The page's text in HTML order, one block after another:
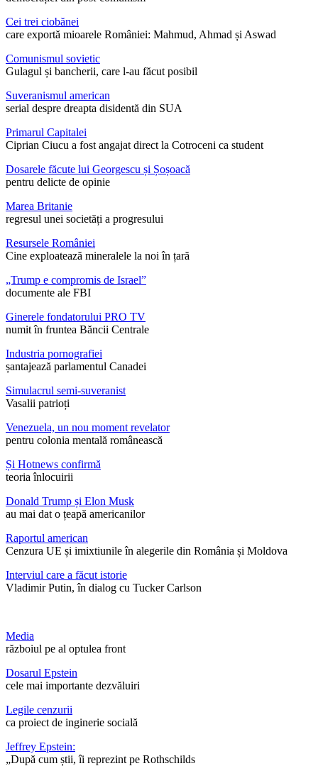
Cei trei ciobănei
care exportă mioarele României: Mahmud, Ahmad și Aswad
Comunismul sovietic
Gulagul și bancherii, care l-au făcut posibil
Suveranismul american
serial despre dreapta disidentă din SUA
Primarul Capitalei
Ciprian Ciucu a fost angajat direct la Cotroceni ca student
Dosarele făcute lui Georgescu și Șoșoacă
pentru delicte de opinie
Marea Britanie
regresul unei societăți a progresului
Resursele României
Cine exploatează mineralele la noi în țară
„Trump e compromis de Israel”
documente ale FBI
Ginerele fondatorului PRO TV
numit în fruntea Băncii Centrale
Industria pornografiei
șantajează parlamentul Canadei
Simulacrul semi-suveranist
Vasalii patrioți
Venezuela, un nou moment revelator
pentru colonia mentală românească
Și Hotnews confirmă
teoria înlocuirii
Donald Trump și Elon Musk
au mai dat o țeapă americanilor
Raportul american
Cenzura UE și imixtiunile în alegerile din România și Moldova
Interviul care a făcut istorie
Vladimir Putin, în dialog cu Tucker Carlson
Media
războiul pe al optulea front
Dosarul Epstein
cele mai importante dezvăluiri
Legile cenzurii
ca proiect de inginerie socială
Jeffrey Epstein:
„După cum știi, îi reprezint pe Rothschilds